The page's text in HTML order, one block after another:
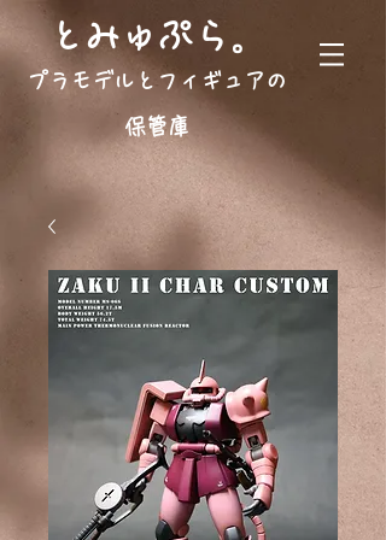
とみゅぷら 。
プラモデルとフィギュアの
保管庫